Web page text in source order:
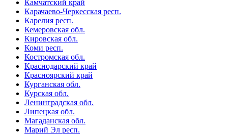
Камчатский край
Карачаево-Черкесская респ.
Карелия респ.
Кемеровская обл.
Кировская обл.
Коми респ.
Костромская обл.
Краснодарский край
Красноярский край
Курганская обл.
Курская обл.
Ленинградская обл.
Липецкая обл.
Магаданская обл.
Марий Эл респ.